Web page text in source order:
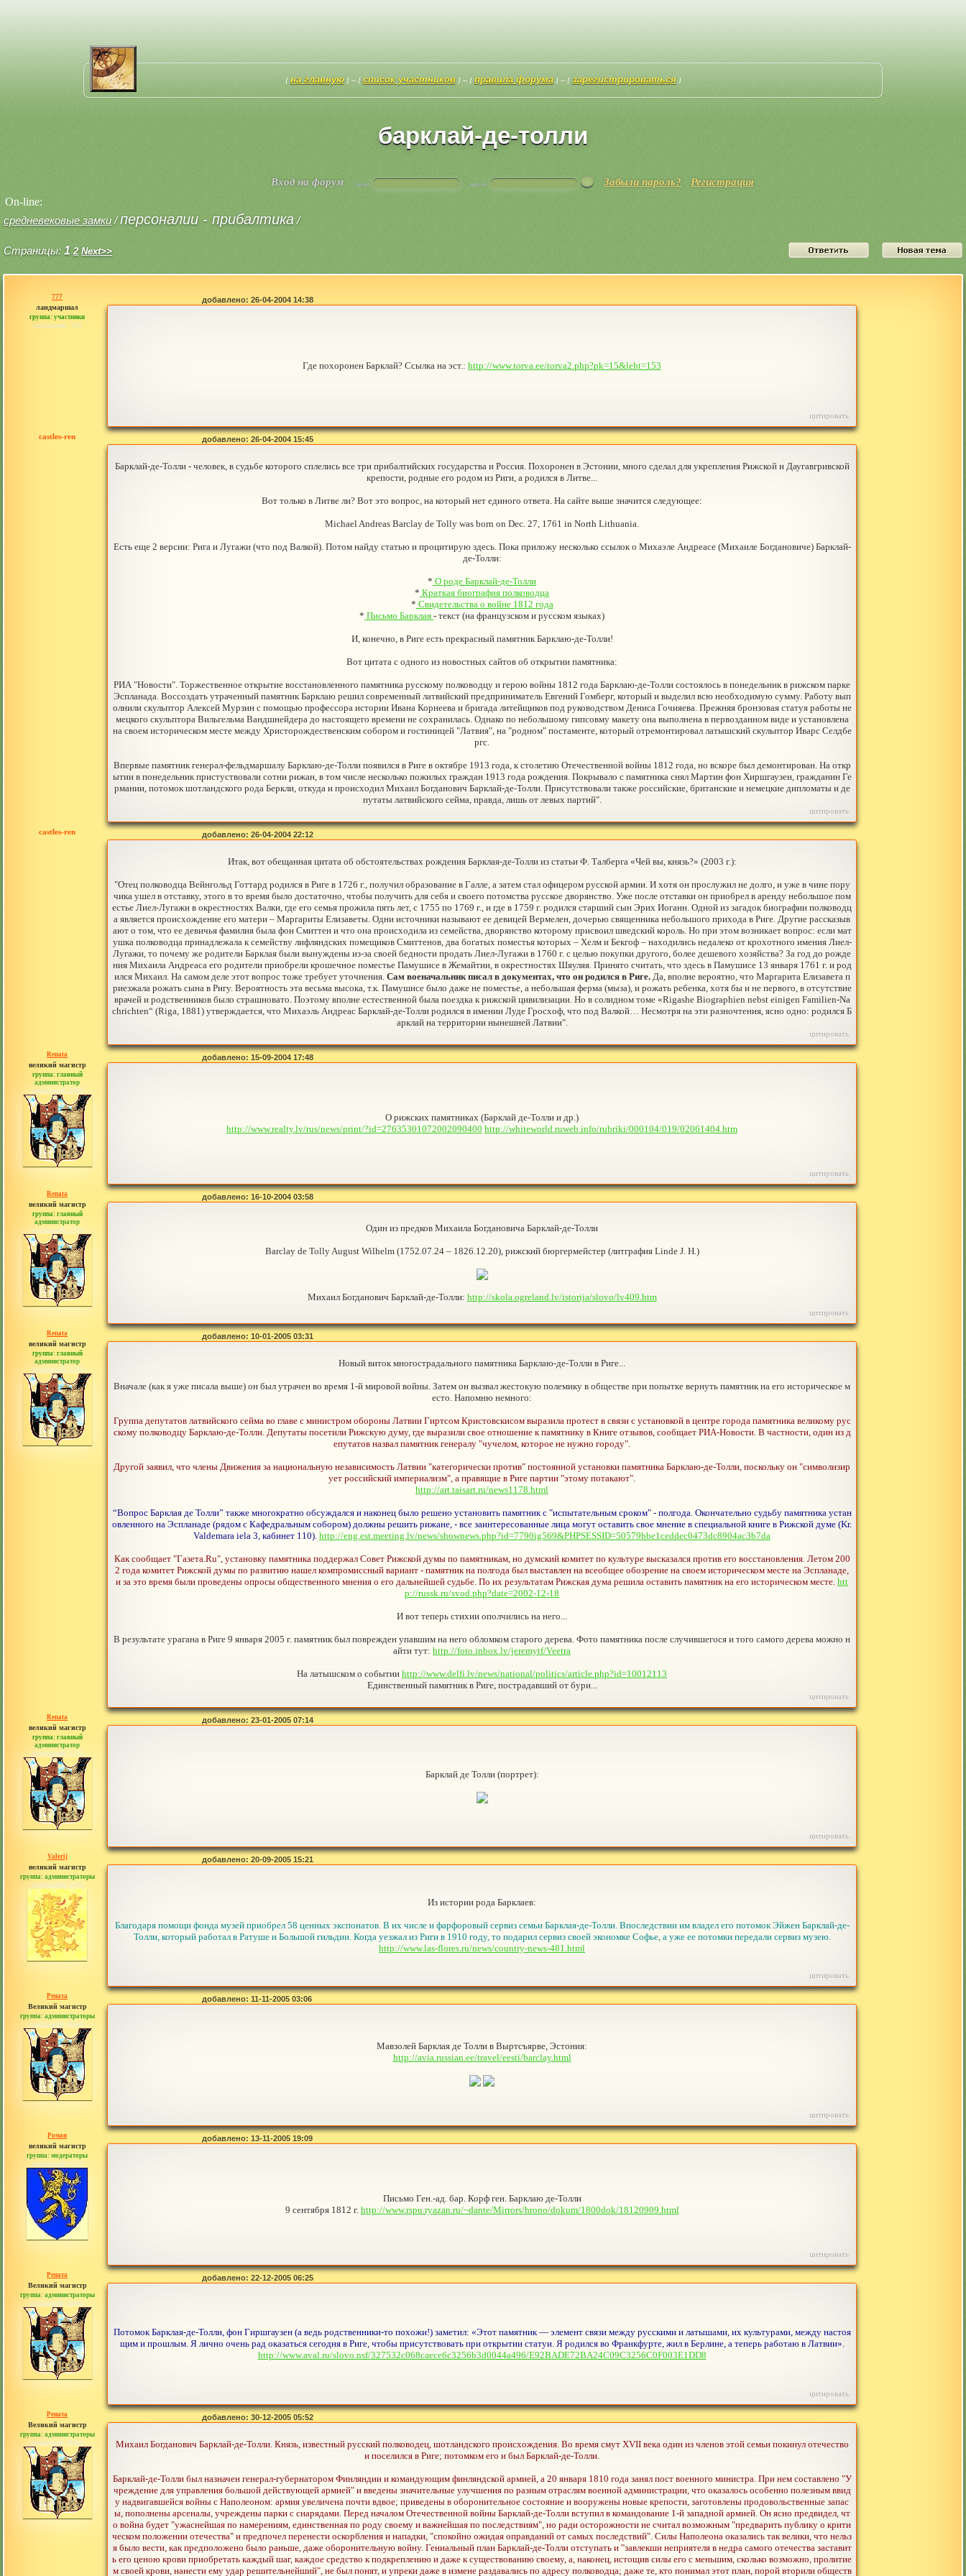
[ на главную] -- [ список участников] -- [ правила форума] -- [ зарегистрироваться]
барклай-де-толли
Вход на форум логин пароль Забыли пароль? Регистрация
On-line:
средневековые замки /персоналии - прибалтика/
Страницы: 1 2 Next>>
777
ландмаршал
группа: участники
сообщений: 159
добавлено: 26-04-2004 14:38
Где похоронен Барклай? Ссылка на эст.: http://www.torva.ee/torva2.php?pk=15&leht=153
цитировать
castles-ren добавлено: 26-04-2004 15:45
Барклай-де-Толли - человек, в судьбе которого сплелись все три прибалтийских государства и Россия. Похоронен в Эстонии, много сделал для укрепления Рижской и Даугавгривской
крепости, родные его родом из Риги, а родился в Литве...
Вот только в Литве ли? Вот это вопрос, на который нет единого ответа. На сайте выше значится следующее:
Michael Andreas Barclay de Tolly was born on Dec. 27, 1761 in North Lithuania.
Есть еще 2 версии: Рига и Лугажи (что под Валкой). Потом найду статью и процитирую здесь. Пока приложу несколько ссылок о Михаэле Андреасе (Михаиле Богдановиче) Барклай-
де-Толли:
* О роде Барклай-де-Толли
* Краткая биография полководца
* Свидетельства о войне 1812 года
* Письмо Барклая - текст (на французском и русском языках)
И, конечно, в Риге есть прекрасный памятник Барклаю-де-Толли!
Вот цитата с одного из новостных сайтов об открытии памятника:
РИА "Новости". Торжественное открытие восстановленного памятника русскому полководцу и герою войны 1812 года Барклаю-де-Толли состоялось в понедельник в рижском парке
Эспланада. Воссоздать утраченный памятник Барклаю решил современный латвийский предприниматель Евгений Гомберг, который и выделил всю необходимую сумму. Работу вып
олнили скульптор Алексей Мурзин с помощью профессора истории Ивана Корнеева и бригада литейщиков под руководством Дениса Гочияева. Прежняя бронзовая статуя работы не
мецкого скульптора Вильгельма Вандшнейдера до настоящего времени не сохранилась. Однако по небольшому гипсовму макету она выполнена в первозданном виде и установлена
на своем историческом месте между Христорождественским собором и гостиницей "Латвия", на "родном" постаменте, который отремонтировал латышский скульптор Иварс Селдбе
ргс.
Впервые памятник генерал-фельдмаршалу Барклаю-де-Толли появился в Риге в октябре 1913 года, к столетию Отечественной войны 1812 года, но вскоре был демонтирован. На откр
ытии в понедельник пристуствовали сотни рижан, в том числе несколько пожилых граждан 1913 года рождения. Покрывало с памятника снял Мартин фон Хиршгаузен, гражданин Ге
рмании, потомок шотландского рода Беркли, откуда и происходил Михаил Богданович Барклай-де-Толли. Присутствовали также российские, британские и немецкие дипломаты и де
путаты латвийского сейма, правда, лишь от левых партий".
цитировать
castles-ren добавлено: 26-04-2004 22:12
Итак, вот обещанная цитата об обстоятельствах рождения Барклая-де-Толли из статьи Ф. Талберга «Чей вы, князь?» (2003 г.):
"Отец полководца Вейнгольд Готтард родился в Риге в 1726 г., получил образование в Галле, а затем стал офицером русской армии. И хотя он прослужил не долго, и уже в чине пору
чика ушел в отставку, этого в то время было достаточно, чтобы получить для себя и своего потомства русское дворянство. Уже после отставки он приобрел в аренду небольшое пом
естье Лиел-Лугажи в окрестностях Валки, где его семья прожила пять лет, с 1755 по 1769 г., и где в 1759 г. родился старший сын Эрих Иоганн. Одной из загадок биографии полководц
а является происхождение его матери – Маргариты Елизаветы. Одни источники называют ее девицей Вермелен, дочерью священника небольшого прихода в Риге. Другие рассказыв
ают о том, что ее девичья фамилия была фон Смиттен и что она происходила из семейства, дворянство которому присвоил шведский король. Но при этом возникает вопрос: если мат
ушка полководца принадлежала к семейству лифляндских помещиков Смиттенов, два богатых поместья которых – Хелм и Бекгоф – находились недалеко от крохотного имения Лиел-
Лугажи, то почему же родители Барклая были вынуждены из-за своей бедности продать Лиел-Лугажи в 1760 г. с целью покупки другого, более дешевого хозяйства? За год до рожде
ния Михаила Андреаса его родители приобрели крошечное поместье Памушисе в Жемайтии, в окрестностях Шяуляя. Принято считать, что здесь в Памушисе 13 января 1761 г. и род
ился Михаил. На самом деле этот вопрос тоже требует уточнения. Сам военачальник писал в документах, что он родился в Риге.Да, вполне вероятно, что Маргарита Елизавета п
риезжала рожать сына в Ригу. Вероятность эта весьма высока, т.к. Памушисе было даже не поместье, а небольшая ферма (мыза), и рожать ребенка, хотя бы и не первого, в отсутствие
врачей и родственников было страшновато. Поэтому вполне естественной была поездка к рижской цивилизации. Но в солидном томе «Rigashe Biographien nebst einigen Familien-Na
chrichten“ (Riga, 1881) утверждается, что Михаэль Андреас Барклай-де-Толли родился в имении Луде Гросхоф, что под Валкой… Несмотря на эти разночтения, ясно одно: родился Б
арклай на территории нынешней Латвии".
цитировать
Renata
великий магистр
группа: главный
администратор
сообщений: 2765
добавлено: 15-09-2004 17:48
О рижских памятниках (Барклай де-Толли и др.)
http://www.realty.lv/rus/news/print/?id=27635301072002090400 http://whiteworld.ruweb.info/rubriki/000104/019/02061404.htm
цитировать
Renata
великий магистр
группа: главный
администратор
сообщений: 2765
добавлено: 16-10-2004 03:58
Один из предков Михаила Богдановича Барклай-де-Толли
Barclay de Tolly August Wilhelm (1752.07.24 – 1826.12.20), рижский бюргермейстер (литграфия Linde J. H.)
Михаил Богданович Барклай-де-Толли: http://skola.ogreland.lv/istorija/slovo/lv409.htm
цитировать
Renata
великий магистр
группа: главный
администратор
сообщений: 2765
добавлено: 10-01-2005 03:31
Новый виток многострадального памятника Барклаю-де-Толли в Риге...
Вначале (как я уже писала выше) он был утрачен во время 1-й мировой войны. Затем он вызвал жестокую полемику в обществе при попытке вернуть памятник на его историческое м
есто. Напомню немного:
Группа депутатов латвийского сейма во главе с министром обороны Латвии Гиртсом Кристовскисом выразила протест в связи с установкой в центре города памятника великому рус
скому полководцу Барклаю-де-Толли. Депутаты посетили Рижскую думу, где выразили свое отношение к памятнику в Книге отзывов, сообщает РИА-Новости. В частности, один из д
епутатов назвал памятник генералу "чучелом, которое не нужно городу".
Другой заявил, что члены Движения за национальную независимость Латвии "категорически против" постоянной установки памятника Барклаю-де-Толли, поскольку он "символизир
ует российский империализм", а правящие в Риге партии "этому потакают".
http://art.taisart.ru/news1178.html
“Вопрос Барклая де Толли” также многократно обсуждался и наконец было решено установить памятник с "испытательным сроком" - полгода. Окончательно судьбу памятника устан
овленного на Эспланаде (рядом с Кафедральным собором) должны решить рижане, - все заинтересованные лица могут оставить свое мнение в специальной книге в Рижской думе (Kr.
Valdemara iela 3, кабинет 110). http://eng.est.meeting.lv/news/shownews.php?id=7790ig569&PHPSESSID=50579bbe1ceddec0473dc8904ac3b7da
Как сообщает "Газета.Ru", установку памятника поддержал Совет Рижской думы по памятникам, но думский комитет по культуре высказался против его восстановления. Летом 200
2 года комитет Рижской думы по развитию нашел компромиссный вариант - памятник на полгода был выставлен на всеобщее обозрение на своем историческом месте на Эспланаде,
и за это время были проведены опросы общественного мнения о его дальнейшей судьбе. По их результатам Рижская дума решила оставить памятник на его историческом месте. htt
p://russk.ru/svod.php?date=2002-12-18
И вот теперь стихии ополчились на него...
В результате урагана в Риге 9 января 2005 г. памятник был поврежден упавшим на него обломком старого дерева. Фото памятника после случившегося и того самого дерева можно н
айти тут: http://foto.inbox.lv/jeremytf/Veetra
На латышском о событии http://www.delfi.lv/news/national/politics/article.php?id=10012113
Единственный памятник в Риге, пострадавший от бури...
цитировать
Renata
великий магистр
группа: главный
администратор
сообщений: 2765
добавлено: 23-01-2005 07:14
Барклай де Толли (портрет):
цитировать
Valerij
великий магистр
группа: администраторы
сообщений: 3753
добавлено: 20-09-2005 15:21
Из истории рода Барклаев:
Благодаря помощи фонда музей приобрел 58 ценных экспонатов. В их числе и фарфоровый сервиз семьи Барклая-де-Толли. Впоследствии им владел его потомок Эйжен Барклай-де-
Толли, который работал в Ратуше и Большой гильдии. Когда уезжал из Риги в 1910 году, то подарил сервиз своей экономке Софье, а уже ее потомки передали сервиз музею.
http://www.las-flores.ru/news/country-news-481.html
цитировать
Рената
Великий магистр
группа: администраторы
сообщений: 30442
добавлено: 11-11-2005 03:06
Мавзолей Барклая де Толли в Выртсъярве, Эстония:
http://avia.russian.ee/travel/eesti/barclay.html
цитировать
Роман
великий магистр
группа: модераторы
сообщений: 1557
добавлено: 13-11-2005 19:09
Письмо Ген.-ад. бар. Корф ген. Барклаю де-Толли
9 сентября 1812 г. http://www.rspu.ryazan.ru/~dante/Mirrors/hrono/dokum/1800dok/18120909.html
цитировать
Рената
Великий магистр
группа: администраторы
сообщений: 30442
добавлено: 22-12-2005 06:25
Потомок Барклая-де-Толли, фон Гиршгаузен (а ведь родственники-то похожи!) заметил: «Этот памятник — элемент связи между русскими и латышами, их культурами, между настоя
щим и прошлым. Я лично очень рад оказаться сегодня в Риге, чтобы присутствовать при открытии статуи. Я родился во Франкфурте, жил в Берлине, а теперь работаю в Латвии».
http://www.aval.ru/slovo.nsf/327532c068caece6c3256b3d0044a496/E92BADE72BA24C09C3256C0F003E1DD8
цитировать
Рената
Великий магистр
группа: администраторы
сообщений: 30442
добавлено: 30-12-2005 05:52
Михаил Богданович Барклай-де-Толли. Князь, известный русский полководец, шотландского происхождения. Во время смут XVII века один из членов этой семьи покинул отечество
и поселился в Риге; потомком его и был Барклай-де-Толли.
Барклай-де-Толли был назначен генерал-губернатором Финляндии и командующим финляндской армией, а 20 января 1810 года занял пост военного министра. При нем составлено "У
чреждение для управления большой действующей армией" и введены значительные улучшения по разным отраслям военной администрации, что оказалось особенно полезным ввид
у надвигавшейся войны с Наполеоном: армия увеличена почти вдвое; приведены в оборонительное состояние и вооружены новые крепости, заготовлены продовольственные запас
ы, пополнены арсеналы, учреждены парки с снарядами. Перед началом Отечественной войны Барклай-де-Толли вступил в командование 1-й западной армией. Он ясно предвидел, чт
о война будет "ужаснейшая по намерениям, единственная по роду своему и важнейшая по последствиям", но ради осторожности не считал возможным "предварить публику о крити
ческом положении отечества" и предпочел перенести оскорбления и нападки, "спокойно ожидая оправданий от самых последствий". Силы Наполеона оказались так велики, что нельз
я было вести, как предположено было раньше, даже оборонительную войну. Гениальный план Барклай-де-Толли отступать и "завлекши неприятеля в недра самого отечества заставит
ь его ценою крови приобретать каждый шаг, каждое средство к подкреплению и даже к существованию своему, а, наконец, истощив силы его с меньшим, сколько возможно, пролитие
м своей крови, нанести ему удар решительнейший", не был понят, и упреки даже в измене раздавались по адресу полководца; даже те, кто понимал этот план, порой вторили обществ